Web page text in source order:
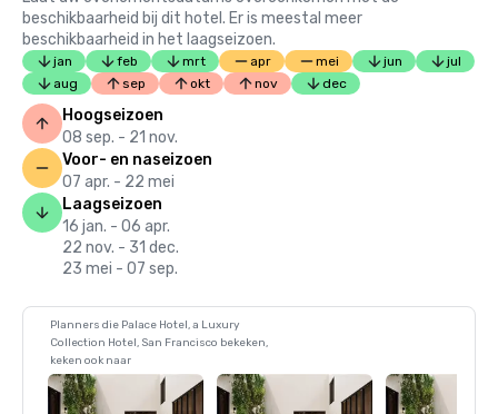
beschikbaarheid bij dit hotel. Er is meestal meer
beschikbaarheid in het laagseizoen.
jan feb mrt apr mei jun
jul
aug
sep okt nov dec
Hoogseizoen
08 sep. - 21 nov.
Voor- en naseizoen
07 apr. - 22 mei
Laagseizoen
16 jan. - 06 apr.
22 nov. - 31 dec.
23 mei - 07 sep.
Planners die Palace Hotel, a Luxury
Collection Hotel, San Francisco bekeken,
keken ook naar